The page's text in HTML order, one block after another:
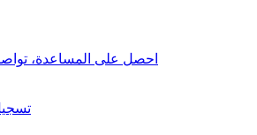
احصل على المساعدة،